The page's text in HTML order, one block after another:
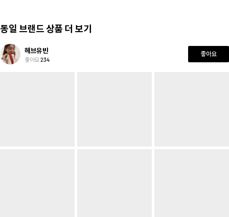
동일 브랜드 상품 더 보기
헤브유빈
좋아요 234
좋아요